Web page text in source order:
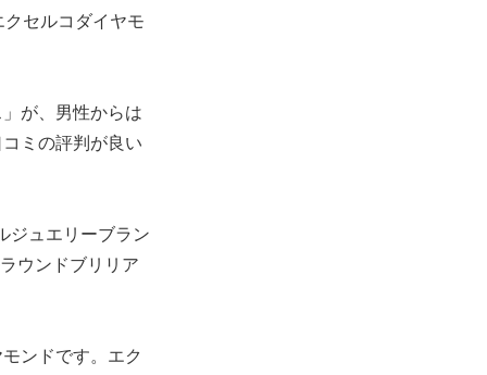
クセルコダイヤモ
が、男性からは
ミの評判が良い
ジュエリーブラン
ウンドブリリア
ンドです。エク